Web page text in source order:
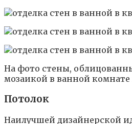
На фото стены,
мозаикой в ванной комнате
Потолок
Наилучшей дизайнерской